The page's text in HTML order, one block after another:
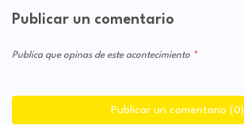
Publicar un comentario
Publica que opinas de este acontecimiento
Publicar un comentario (0)